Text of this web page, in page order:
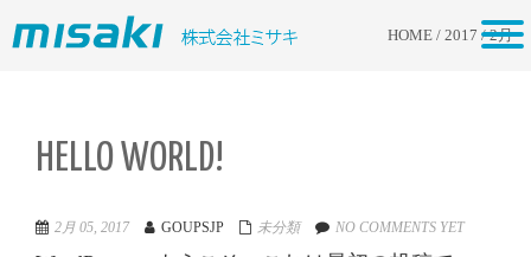
HOME / 2017 / 2月
HELLO WORLD!
2月 05, 2017 GOUPSJP 未分類 NO COMMENTS YET